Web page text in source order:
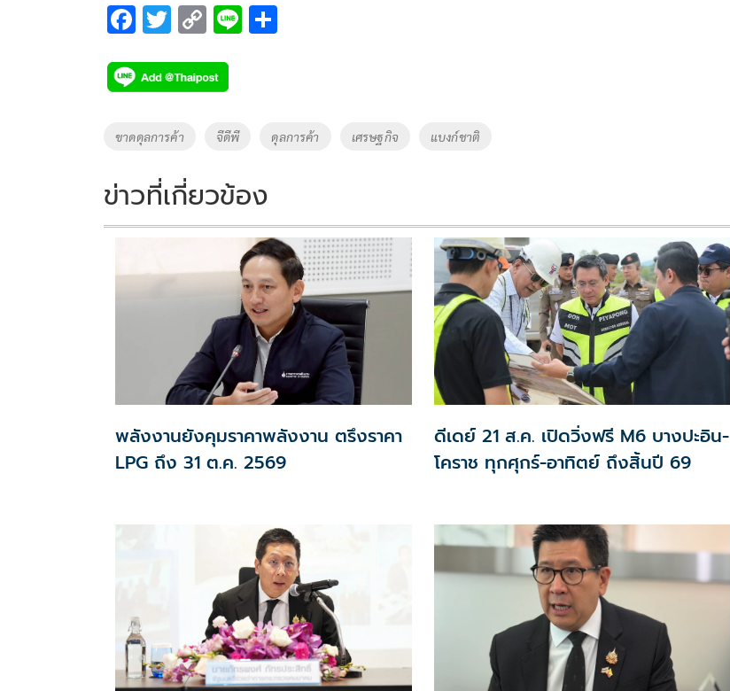
F
e
b
o
k
T
tt
er
C
p
y
Li
k
Li
Tags
ขาดดุลการค้า จีดีพี ดุลการค้า เศรษฐกิจ แบงก์ชาติ
ข่าวที่เกี่ยวข้อง
พลังงานยังคุมราคาพลังงาน ตรึงราคา
LPG ถึง 31 ต.ค. 2569
ดีเดย์ 21 ส.ค. เปิดวิ่งฟรี M6 บางปะอิน-
โคราช ทุกศุกร์-อาทิตย์ ถึงสิ้นปี 69